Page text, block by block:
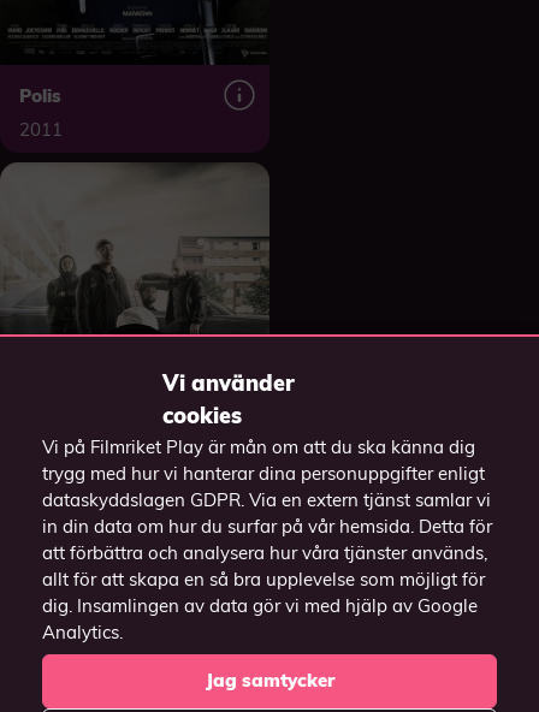
Vi använder
cookies
Vi på Filmriket Play är mån om att du ska känna dig
trygg med hur vi hanterar dina personuppgifter enligt
dataskyddslagen GDPR. Via en extern tjänst samlar vi
in din data om hur du surfar på vår hemsida. Detta för
att förbättra och analysera hur våra tjänster används,
allt för att skapa en så bra upplevelse som möjligt för
dig. Insamlingen av data gör vi med hjälp av Google
Analytics.
Jag samtycker
Polis
2011
Bullets
2023